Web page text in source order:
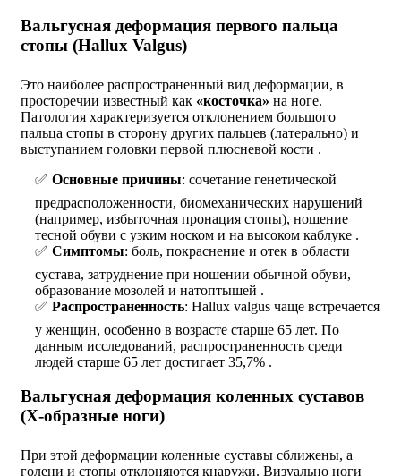
Вальгусная деформация первого пальца
стопы (Hallux Valgus)
Это наиболее распространенный вид деформации, в
просторечии известный как «косточка» на ноге.
Патология характеризуется отклонением большого
пальца стопы в сторону других пальцев (латерально) и
выступанием головки первой плюсневой кости .
Основные причины: сочетание генетической
предрасположенности, биомеханических нарушений
(например, избыточная пронация стопы), ношение
тесной обуви с узким носком и на высоком каблуке .
Симптомы: боль, покраснение и отек в области
сустава, затруднение при ношении обычной обуви,
образование мозолей и натоптышей .
Распространенность: Hallux valgus чаще встречается
у женщин, особенно в возрасте старше 65 лет. По
данным исследований, распространенность среди
людей старше 65 лет достигает 35,7% .
Вальгусная деформация коленных суставов
(Х-образные ноги)
При этой деформации коленные суставы сближены, а
голени и стопы отклоняются кнаружи. Визуально ноги